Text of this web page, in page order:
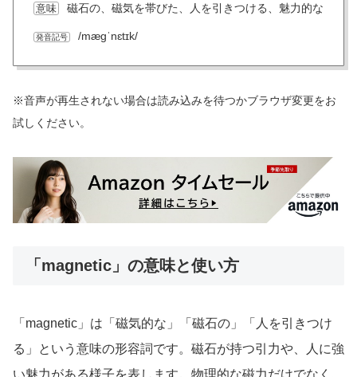
意味 磁石の、磁気を帯びた、人を引きつける、魅力的な
発音記号 /mæɡˈnɛtɪk/
※音声が再生されない場合は読み込みを待つかブラウザ変更をお
試しください。
「magnetic」の意味と使い方
「magnetic」は「磁気的な」「磁石の」「人を引きつけ
る」という意味の形容詞です。磁石が持つ引力や、人に強
い魅力がある様子を表します。物理的な磁力だけでなく、